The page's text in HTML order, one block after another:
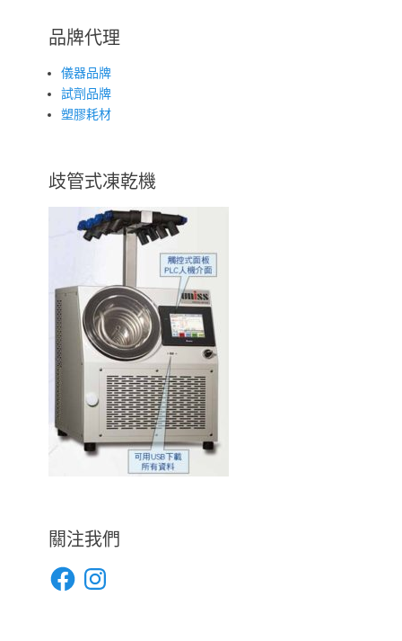
品牌代理
儀器品牌
試劑品牌
塑膠耗材
歧管式凍乾機
關注我們
FacebookInstagram